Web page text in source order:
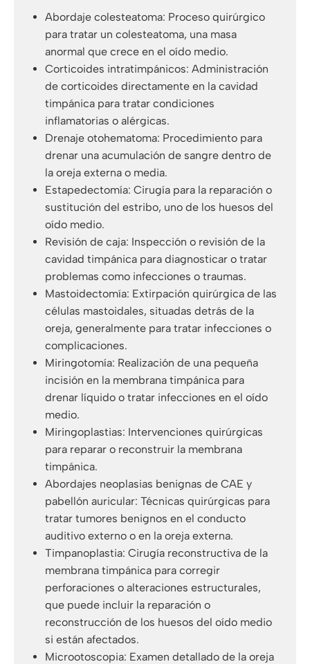
Abordaje colesteatoma: Proceso quirúrgico
para tratar un colesteatoma, una masa
anormal que crece en el oído medio.
Corticoides intratimpánicos: Administración
de corticoides directamente en la cavidad
timpánica para tratar condiciones
inflamatorias o alérgicas.
Drenaje otohematoma: Procedimiento para
drenar una acumulación de sangre dentro de
la oreja externa o media.
Estapedectomía: Cirugía para la reparación o
sustitución del estribo, uno de los huesos del
oído medio.
Revisión de caja: Inspección o revisión de la
cavidad timpánica para diagnosticar o tratar
problemas como infecciones o traumas.
Mastoidectomía: Extirpación quirúrgica de las
células mastoidales, situadas detrás de la
oreja, generalmente para tratar infecciones o
complicaciones.
Miringotomía: Realización de una pequeña
incisión en la membrana timpánica para
drenar líquido o tratar infecciones en el oído
medio.
Miringoplastias: Intervenciones quirúrgicas
para reparar o reconstruir la membrana
timpánica.
Abordajes neoplasias benignas de CAE y
pabellón auricular: Técnicas quirúrgicas para
tratar tumores benignos en el conducto
auditivo externo o en la oreja externa.
Timpanoplastia: Cirugía reconstructiva de la
membrana timpánica para corregir
perforaciones o alteraciones estructurales,
que puede incluir la reparación o
reconstrucción de los huesos del oído medio
si están afectados.
Microotoscopia: Examen detallado de la oreja